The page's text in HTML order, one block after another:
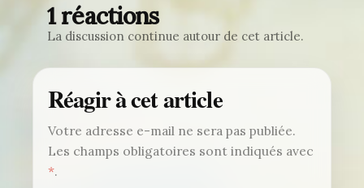
1 réactions
La discussion continue autour de cet article.
Réagir à cet article
Votre adresse e-mail ne sera pas publiée.
Les champs obligatoires sont indiqués avec
*.